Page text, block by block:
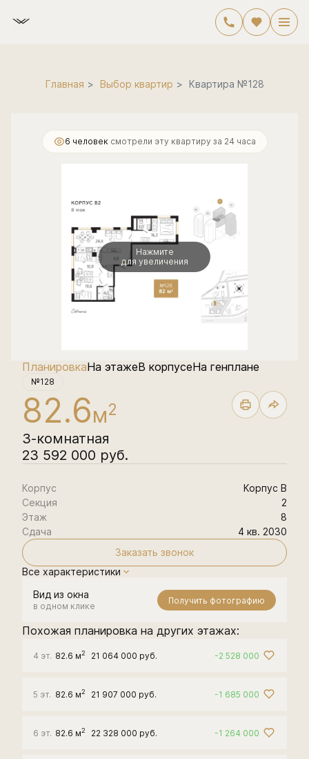
Главная Выбор квартир Квартира №128
3-комнатная82.6 м 23 592 000 руб.
6 человек смотрели эту квартиру за 24 часа
Нажмите
для увеличения
ПланировкаНа этажеВ корпусеНа генплане
№128
82.6м2
3-комнатная
23 592 000 руб.
Корпус
Корпус В
Секция
2
Этаж
8
Сдача
4 кв. 2030
Заказать звонок
Все характеристики
Вид из окна
в одном клике
Получить фотографию
Похожая планировка на других этажах:
4 эт. 82.6 м2 21 064 000 руб. -2 528 000
5 эт. 82.6 м2 21 907 000 руб. -1 685 000
6 эт. 82.6 м2 22 328 000 руб. -1 264 000